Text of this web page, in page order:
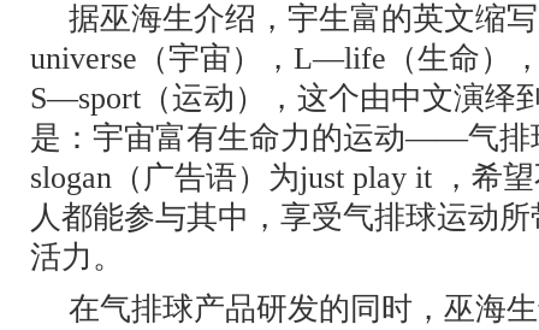
据巫海生介绍，宇生富的英文缩
universe（宇宙），L—life（生命）
S—sport（运动），这个由中文演绎
是：宇宙富有生命力的运动——气排
slogan（广告语）为just play it ，希
人都能参与其中，享受气排球运动
活力。
在气排球产品研发的同时，巫海